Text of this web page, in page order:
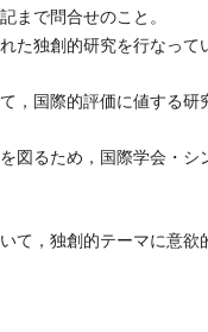
まで問合せのこと。
た独創的研究を行なっ
，国際的評価に値する研
図るため，国際学会・
て，独創的テーマに意